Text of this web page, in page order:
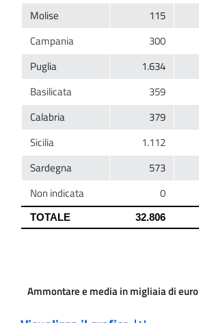
Ammontare e media in migliaia di euro